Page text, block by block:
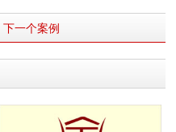
下一个案例